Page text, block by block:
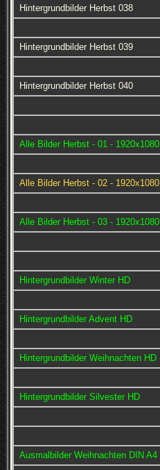
Hintergrundbilder Herbst 038
Hintergrundbilder Herbst 039
Hintergrundbilder Herbst 040
Alle Bilder Herbst - 01 - 1920x1080
Alle Bilder Herbst - 02 - 1920x1080
Alle Bilder Herbst - 03 - 1920x1080
Hintergrundbilder Winter HD
Hintergrundbilder Advent HD
Hintergrundbilder Weihnachten HD
Hintergrundbilder Silvester HD
Ausmalbilder Weihnachten DIN A4